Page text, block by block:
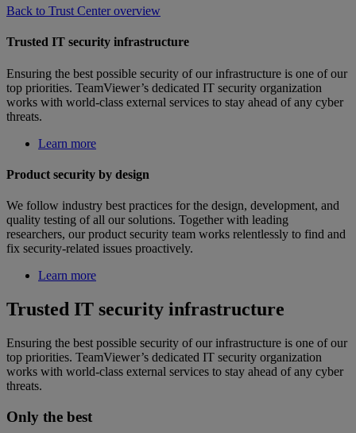
Back to Trust Center overview
Trusted IT security infrastructure
Ensuring the best possible security of our infrastructure is one of our
top priorities. TeamViewer’s dedicated IT security organization
works with world-class external services to stay ahead of any cyber
threats.
Learn more
Product security by design
We follow industry best practices for the design, development, and
quality testing of all our solutions. Together with leading
researchers, our product security team works relentlessly to find and
fix security-related issues proactively.
Learn more
Trusted IT security infrastructure
Ensuring the best possible security of our infrastructure is one of our
top priorities. TeamViewer’s dedicated IT security organization
works with world-class external services to stay ahead of any cyber
threats.
Only the best